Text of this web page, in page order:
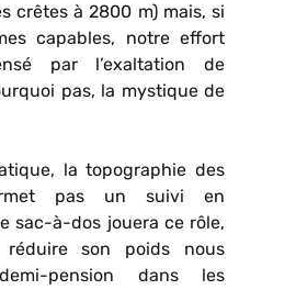
crêtes à 2800 m) mais, si
capables, notre effort
par l’exaltation de
pas, la mystique de
la topographie des
pas un suivi en
sac-à-dos jouera ce rôle,
son poids nous
pension dans les